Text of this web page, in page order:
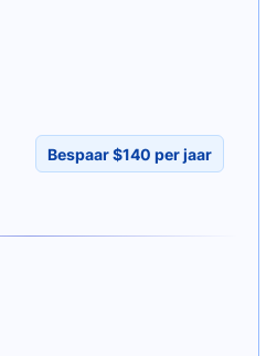
Bespaar $140 per jaar